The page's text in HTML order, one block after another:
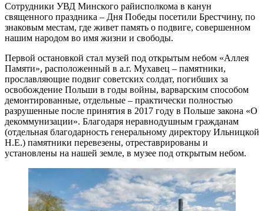
Сотрудники УВД Минского райисполкома в канун
священного праздника – Дня Победы посетили Брестчину, по
знаковым местам, где живет память о подвиге, совершенном
нашим народом во имя жизни и свободы.
Первой остановкой стал музей под открытым небом «Аллея
Памяти», расположенный в а.г. Мухавец – памятники,
прославляющие подвиг советских солдат, погибших за
освобождение Польши в годы войны, варварским способом
демонтированные, отдельные – практически полностью
разрушенные после принятия в 2017 году в Польше закона «О
декоммунизации». Благодаря неравнодушным гражданам
(отдельная благодарность генеральному директору Ильницкой
Н.Е.) памятники перевезены, отреставрированы и
установлены на нашей земле, в музее под открытым небом.